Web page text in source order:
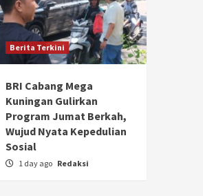
Berita Terkini
BRI Cabang Mega
Kuningan Gulirkan
Program Jumat Berkah,
Wujud Nyata Kepedulian
Sosial
1 day ago Redaksi